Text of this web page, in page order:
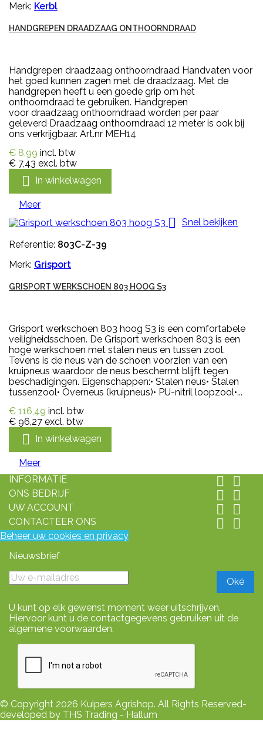
Merk: Kerbl
HANDGREPEN DRAADZAAG ONTHOORNDRAAD
Handgrepen draadzaag onthoorndraad Handvaten voor
het goed kunnen zagen met de draadzaag. Met de
handgrepen heeft u een goede grip om het
onthoorndraad te gebruiken. Handgrepen
voor draadzaag onthoorndraad worden per paar
geleverd Draadzaag onthoorndraad 12 meter is ook bij
ons verkrijgbaar. Art.nr MEH14
€ 8,99 incl. btw
€ 7,43 excl. btw
 In winkelwagen
Meer
 Snel bekijken
Referentie: 803C-Z-39
Merk: Grisport
GRISPORT WERKSCHOEN 803 HOOG S3
Grisport werkschoen 803 hoog S3 is een comfortabele
veiligheidsschoen. De Grisport werkschoen 803 is een
hoge werkschoen met stalen neus en tussen zool.
Tevens is de neus van de schoen voorzien van een
kruipneus waardoor de neus beschermt blijft tegen
beschadigingen. Eigenschappen:• Stalen neus• Stalen
tussenzool• Overneus (kruipneus)• PU-nitril loopzool•...
€ 116,49 incl. btw
€ 96,27 excl. btw
 In winkelwagen
Meer
INFORMATIE
 
ONS BEDRIJF  
UW ACCOUNT  
CONTACTEER ONS  
Beheer uw cookies en privacy
Nieuwsbrief
U kunt op elk gewenst moment weer uitschrijven.
Hiervoor kunt u de contactgegevens gebruiken uit de
algemene voorwaarden.
© Copyright 2026 Kuipers Agrishop. All Rights Reserved-
developed by THS Trading - Hallum